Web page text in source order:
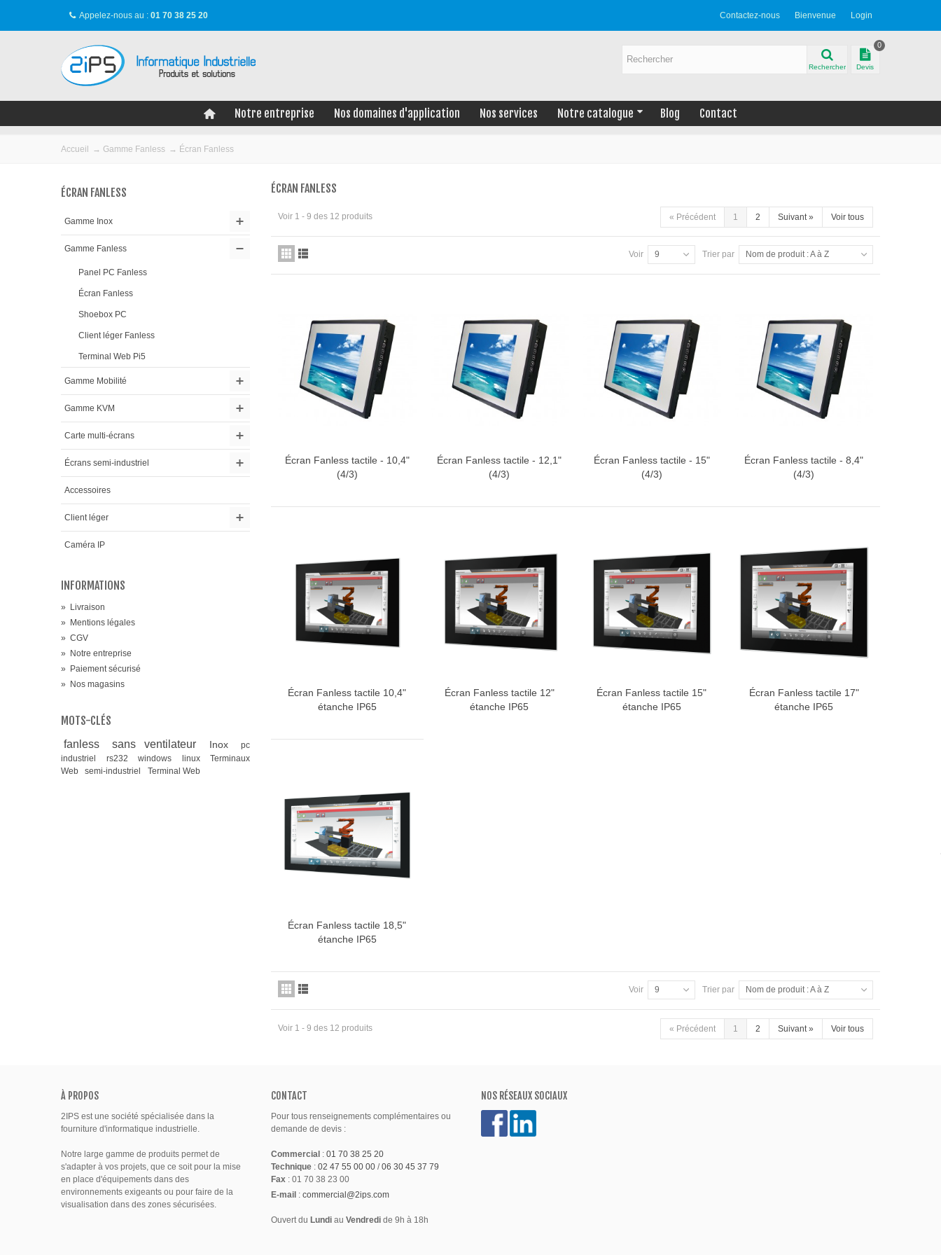
Bienvenue Login
Contactez-nous
Appelez-nous au : 01 70 38 25 20
Rechercher Devis
0
Notre entreprise Nos domaines d'application Nos services Notre catalogue Blog Contact
Accueil → Gamme Fanless → Écran Fanless
ÉCRAN FANLESS
Gamme Inox
Gamme Fanless
Panel PC Fanless
Écran Fanless
Shoebox PC
Client léger Fanless
Terminal Web Pi5
Gamme Mobilité
Gamme KVM
Carte multi-écrans
Écrans semi-industriel
Accessoires
Client léger
Caméra IP
INFORMATIONS
»
Livraison
»
Mentions légales
» CGV
»
Notre entreprise
»
Paiement sécurisé
»
Nos magasins
MOTS-CLÉS
fanless sans ventilateur Inox
pc
industriel
rs232 windows linux
Terminaux
Web
semi-industriel Terminal Web
ÉCRAN FANLESS
« Précédent 1 2 Suivant» Voir tous
Voir 1 - 9 des 12 produits
Trier par Nom de produit : A à Z
Voir 9
Ajouter au devis
Écran Fanless tactile - 10,4"
(4/3)
Ajouter au devis
Écran Fanless tactile - 12,1"
(4/3)
Ajouter au devis
Écran Fanless tactile - 15"
(4/3)
Ajouter au devis
Écran Fanless tactile - 8,4"
(4/3)
Ajouter au devis
Écran Fanless tactile 10,4"
étanche IP65
Ajouter au devis
Écran Fanless tactile 12"
étanche IP65
Ajouter au devis
Écran Fanless tactile 15"
étanche IP65
Ajouter au devis
Écran Fanless tactile 17"
étanche IP65
Ajouter au devis
Écran Fanless tactile 18,5"
étanche IP65
Trier par Nom de produit : A à Z
Voir 9
« Précédent 1 2 Suivant» Voir tous
Voir 1 - 9 des 12 produits
À PROPOS
2IPS est une société spécialisée dans la
fourniture d'informatique industrielle.
Notre large gamme de produits permet de
s'adapter à vos projets, que ce soit pour la mise
en place d'équipements dans des
environnements exigeants ou pour faire de la
visualisation dans des zones sécurisées.
CONTACT
Pour tous renseignements complémentaires ou
demande de devis :
Commercial : 01 70 38 25 20
Technique : 02 47 55 00 00 /06 30 45 37 79
Fax : 01 70 38 23 00
E-mail : commercial@2ips.com
Ouvert du Lundi au Vendredi de 9h à 18h
NOS RÉSEAUX SOCIAUX